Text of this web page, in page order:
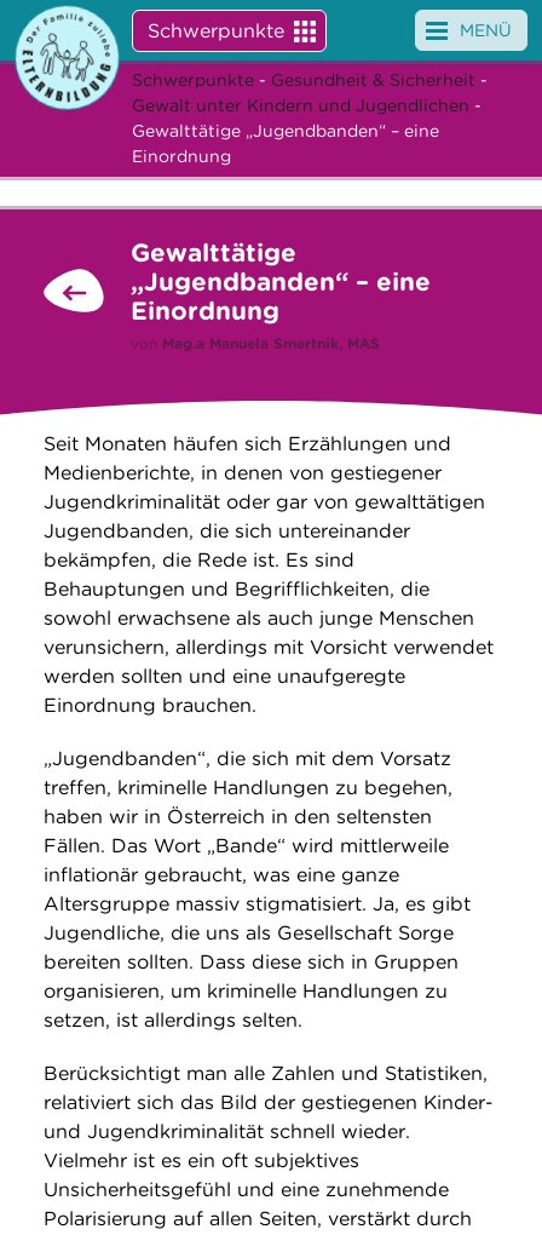
Schwerpunkte
Angebote
Veranstaltungen
News
Service
MENÜ
Schwerpunkte - Gesundheit & Sicherheit -
Gewalt unter Kindern und Jugendlichen -
Gewalttätige „Jugendbanden“ – eine
Einordnung
Gewalttätige
„Jugendbanden“ – eine
Einordnung
von Mag.a Manuela Smertnik, MAS
Seit Monaten häufen sich Erzählungen und
Medienberichte, in denen von gestiegener
Jugendkriminalität oder gar von gewalttätigen
Jugendbanden, die sich untereinander
bekämpfen, die Rede ist. Es sind
Behauptungen und Begrifflichkeiten, die
sowohl erwachsene als auch junge Menschen
verunsichern, allerdings mit Vorsicht verwendet
werden sollten und eine unaufgeregte
Einordnung brauchen.
„Jugendbanden“, die sich mit dem Vorsatz
treffen, kriminelle Handlungen zu begehen,
haben wir in Österreich in den seltensten
Fällen. Das Wort „Bande“ wird mittlerweile
inflationär gebraucht, was eine ganze
Altersgruppe massiv stigmatisiert. Ja, es gibt
Jugendliche, die uns als Gesellschaft Sorge
bereiten sollten. Dass diese sich in Gruppen
organisieren, um kriminelle Handlungen zu
setzen, ist allerdings selten.
Berücksichtigt man alle Zahlen und Statistiken,
relativiert sich das Bild der gestiegenen Kinder-
und Jugendkriminalität schnell wieder.
Vielmehr ist es ein oft subjektives
Unsicherheitsgefühl und eine zunehmende
Polarisierung auf allen Seiten, verstärkt durch